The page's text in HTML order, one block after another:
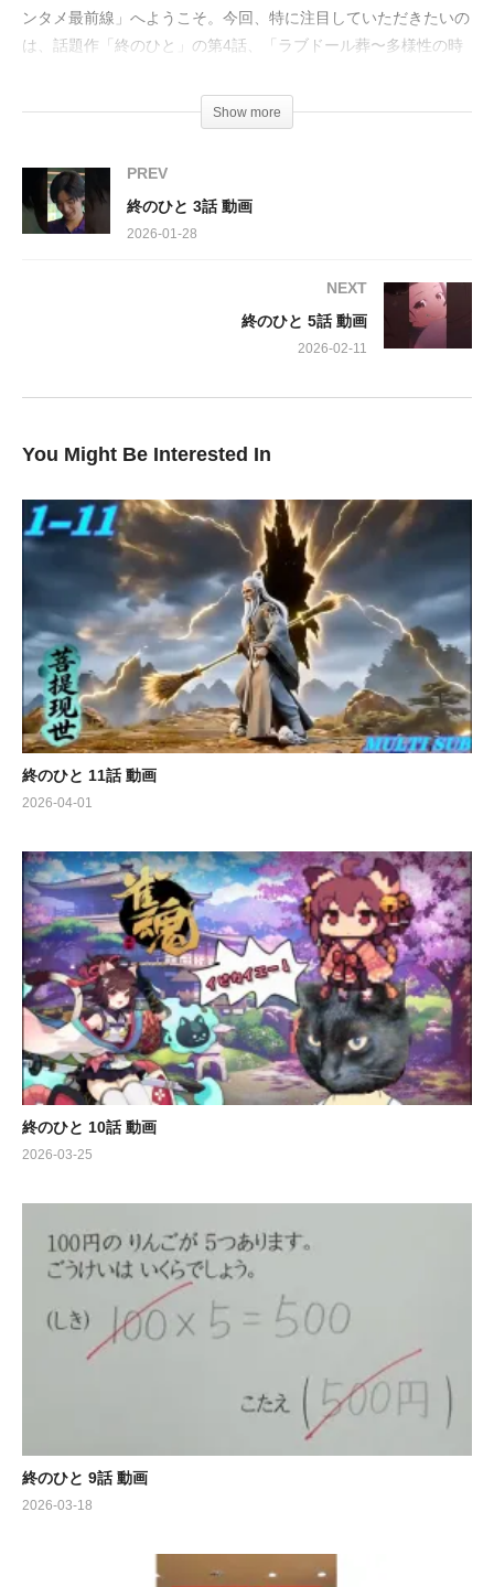
ンタメ最前線」へようこそ。今回、特に注目していただきたいの
は、話題作「終のひと」の第4話、「ラブドール葬〜多様性の時
このエピソードは、私たち人間の「愛」と「喪失」の概念に、新
太郎と、彼の母・松子が嗣江葬儀店を訪れる場面から始まりま
す。松子は「息子の恋人の葬儀をしたい」と願い出ますが、太郎
は「彼女はまだ死んでいない」と激しく拒絶。この時点で、ただ
嗣江と梵が熊沢家へと足を運んだ時、彼らの目に飛び込んできた
のは、予想をはるかに超える光景でした。太郎の「恋人」とは、
枠にはまらない人間関係や、深い愛の形を静かに、しかし力強く
える孤独や、それぞれの方法で生を見つめ直す人々の姿がありま
す。この衝撃的な事実が、彼らの関係、そして葬儀店の二人にど
のような変化をもたらすのか。ぜひ、あなたの目で、この感動と
問いかけの物語を目撃してください。
出演:
Show more
PREV
終のひと 3話 動画
2026-01-28
NEXT
終のひと 5話 動画
2026-02-11
You Might Be Interested In
終のひと 11話 動画
2026-04-01
終のひと 10話 動画
2026-03-25
終のひと 9話 動画
2026-03-18